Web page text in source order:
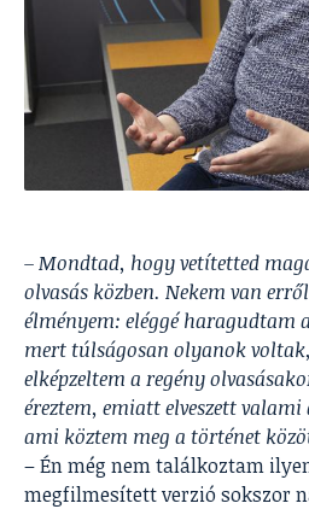
– Mondtad, hogy vetítetted
olvasás közben. Nekem van
élményem: eléggé haragudtam
mert túlságosan olyanok
elképzeltem a regény
éreztem, emiatt elveszett
ami köztem meg a történet
– Én még nem találkoztam
megfilmesített verzió sokszor